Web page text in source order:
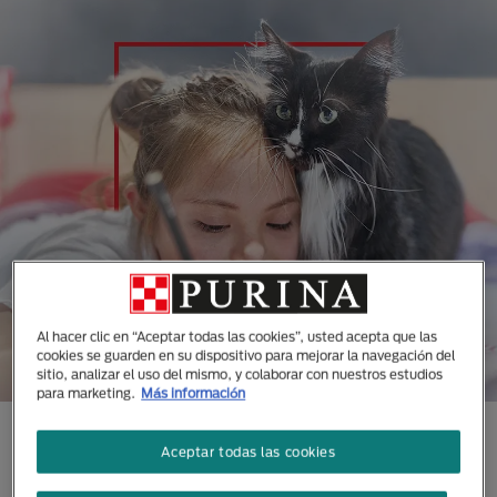
CONOCE TODAS NUESTRAS
MARCAS DISEÑADAS
Al hacer clic en “Aceptar todas las cookies”, usted acepta que las
cookies se guarden en su dispositivo para mejorar la navegación del
sitio, analizar el uso del mismo, y colaborar con nuestros estudios
para marketing. Más información
Aceptar todas las cookies